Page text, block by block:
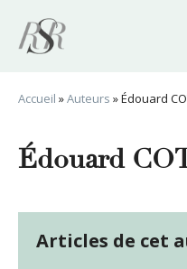
contenu
Accueil »Auteurs »Édouard
Édouard
Articles de cet